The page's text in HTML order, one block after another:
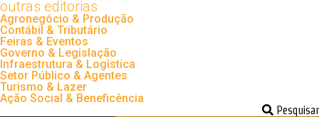
outras editorias
Agronegócio & Produção
Contábil & Tributário
Feiras & Eventos
Governo & Legislação
Infraestrutura & Logística
Setor Público & Agentes
Turismo & Lazer
Ação Social & Beneficência
Pesquisar